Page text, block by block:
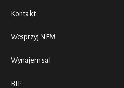
Kontakt
Wesprzyj NFM
Wynajem sal
BIP